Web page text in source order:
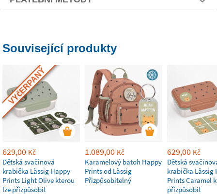
Související produkty
VYČERPANÝ
629,00 Kč
Dětská svačinová
krabička Lässig Happy
Prints Light Olive kterou
lze přizpůsobit
1.089,00 Kč
Karamelový batoh Happy
Prints od Lässig
Přizpůsobitelný
629,00 Kč
Dětská
krabička Lässig
Prints Caramel
přizpůsobit